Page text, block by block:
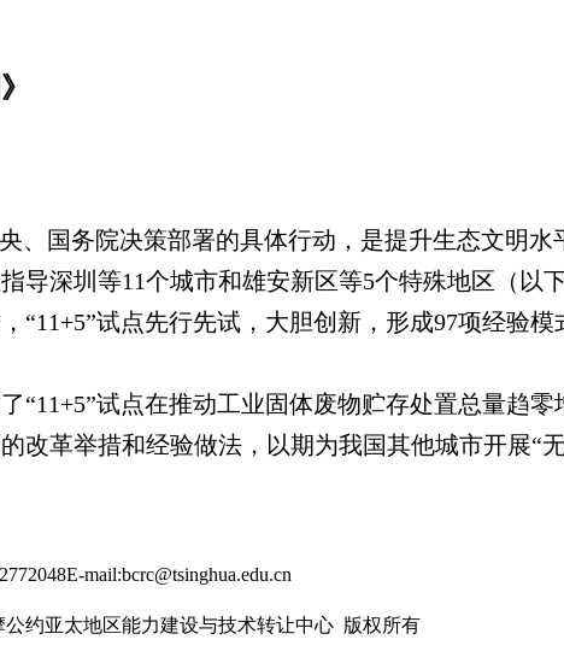
、国务院决策部署的具体行动，是提升生态文明
导深圳等11个城市和雄安新区等5个特殊地区（以
“11+5”试点先行先试，大胆创新，形成97项经验模
“11+5”试点在推动工业固体废物贮存处置总量趋
改革举措和经验做法，以期为我国其他城市开展“
E-mail:bcrc@tsinghua.edu.cn
约亚太地区能力建设与技术转让中心 版权所有